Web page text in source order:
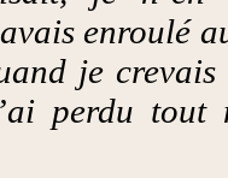
enroulé
je
perdu tout